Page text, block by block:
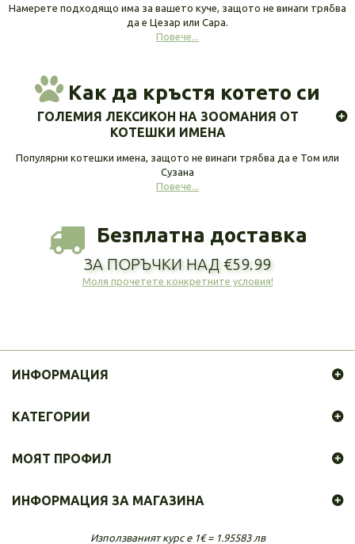
Намерете подходящо има за вашето куче, защото не винаги трябва
да е Цезар или Сара.
Повече...
Как да кръстя котето си
ГОЛЕМИЯ ЛЕКСИКОН НА ЗООМАНИЯ ОТ
КОТЕШКИ ИМЕНА
Популярни котешки имена, защото не винаги трябва да е Том или
Сузана
Повече...
Безплатна доставка
ЗА ПОРЪЧКИ НАД €59.99
Моля прочетете конкретните условия!
ИНФОРМАЦИЯ
КАТЕГОРИИ
МОЯТ ПРОФИЛ
ИНФОРМАЦИЯ ЗА МАГАЗИНА
Използваният курс е 1€ = 1.95583 лв